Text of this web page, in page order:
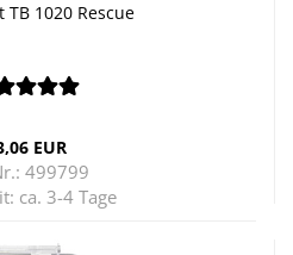
TB 1020 Res­cue
EUR
499799
ca. 3-4 Tage